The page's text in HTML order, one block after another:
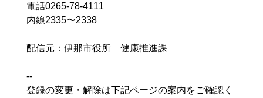
電話0265-78-4111
内線2335〜2338
配信元：伊那市役所 健康推進課
--
登録の変更・解除は下記ページの案内をご確認く